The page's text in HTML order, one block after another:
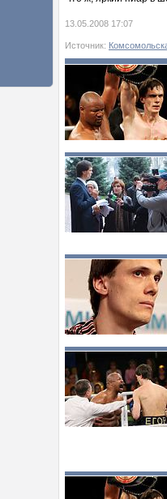
13.05.2008 17:07
Источник: